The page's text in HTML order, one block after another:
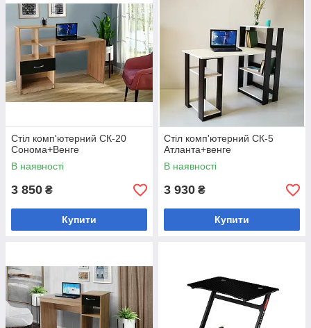
Стіл комп'ютерний СК-20
Сонома+Венге
В наявності
3 850 ₴
Купити
Стіл комп'ютерний СК-5
Атланта+венге
В наявності
3 930 ₴
Купити